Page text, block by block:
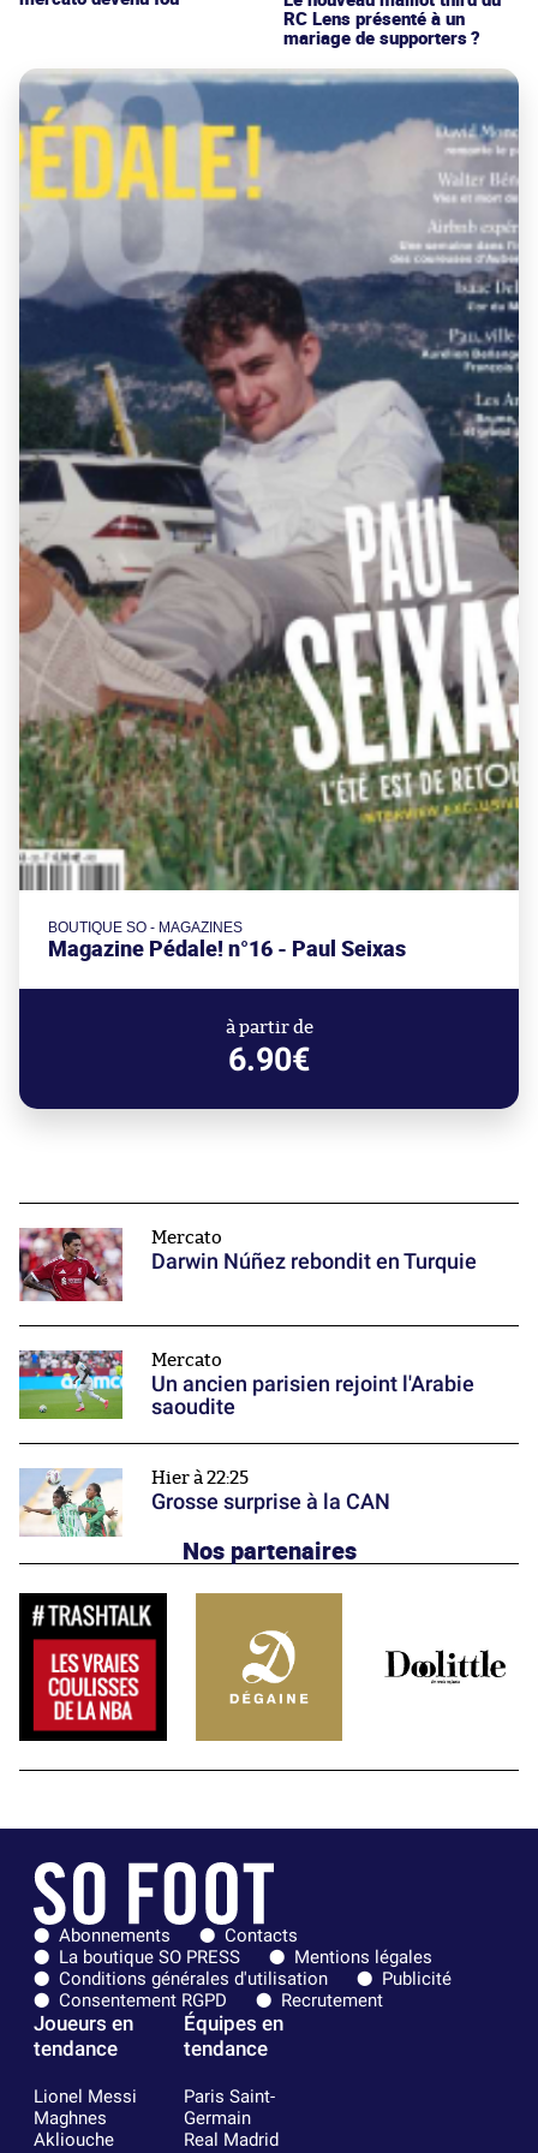
RC Lens présenté à un
mariage de supporters ?
BOUTIQUE SO - MAGAZINES
Magazine Pédale! n°16 - Paul Seixas
à partir de
6.90€
Mercato
Darwin Núñez rebondit en Turquie
Mercato
Un ancien parisien rejoint l'Arabie
saoudite
Hier à 22:25
Grosse surprise à la CAN
Nos partenaires
Abonnements
Contacts
La boutique SO PRESS
Mentions légales
Conditions générales d'utilisation
Publicité
Consentement RGPD
Recrutement
Joueurs en
tendance
Lionel Messi
Maghnes
Akliouche
Équipes en
tendance
Paris Saint-
Germain
Real Madrid